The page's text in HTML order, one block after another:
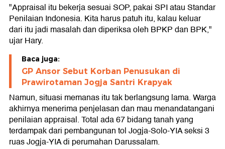
"Appraisal itu bekerja sesuai SOP, pakai SPI atau Standar
Penilaian Indonesia. Kita harus patuh itu, kalau keluar
dari itu jadi masalah dan diperiksa oleh BPKP dan BPK,"
ujar Hary.
Baca juga:
GP Ansor Sebut Korban Penusukan di
Prawirotaman Jogja Santri Krapyak
Namun, situasi memanas itu tak berlangsung lama. Warga
akhirnya menerima penjelasan dan mau menandatangani
penilaian appraisal. Total ada 67 bidang tanah yang
terdampak dari pembangunan tol Jogja-Solo-YIA seksi 3
ruas Jogja-YIA di perumahan Darussalam.